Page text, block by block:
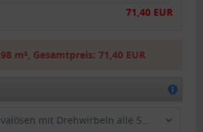
71,40 EUR
m², Gesamtpreis: 71,40 EUR
mit Saum und Ovalösen mit Drehwirbeln alle 50cm